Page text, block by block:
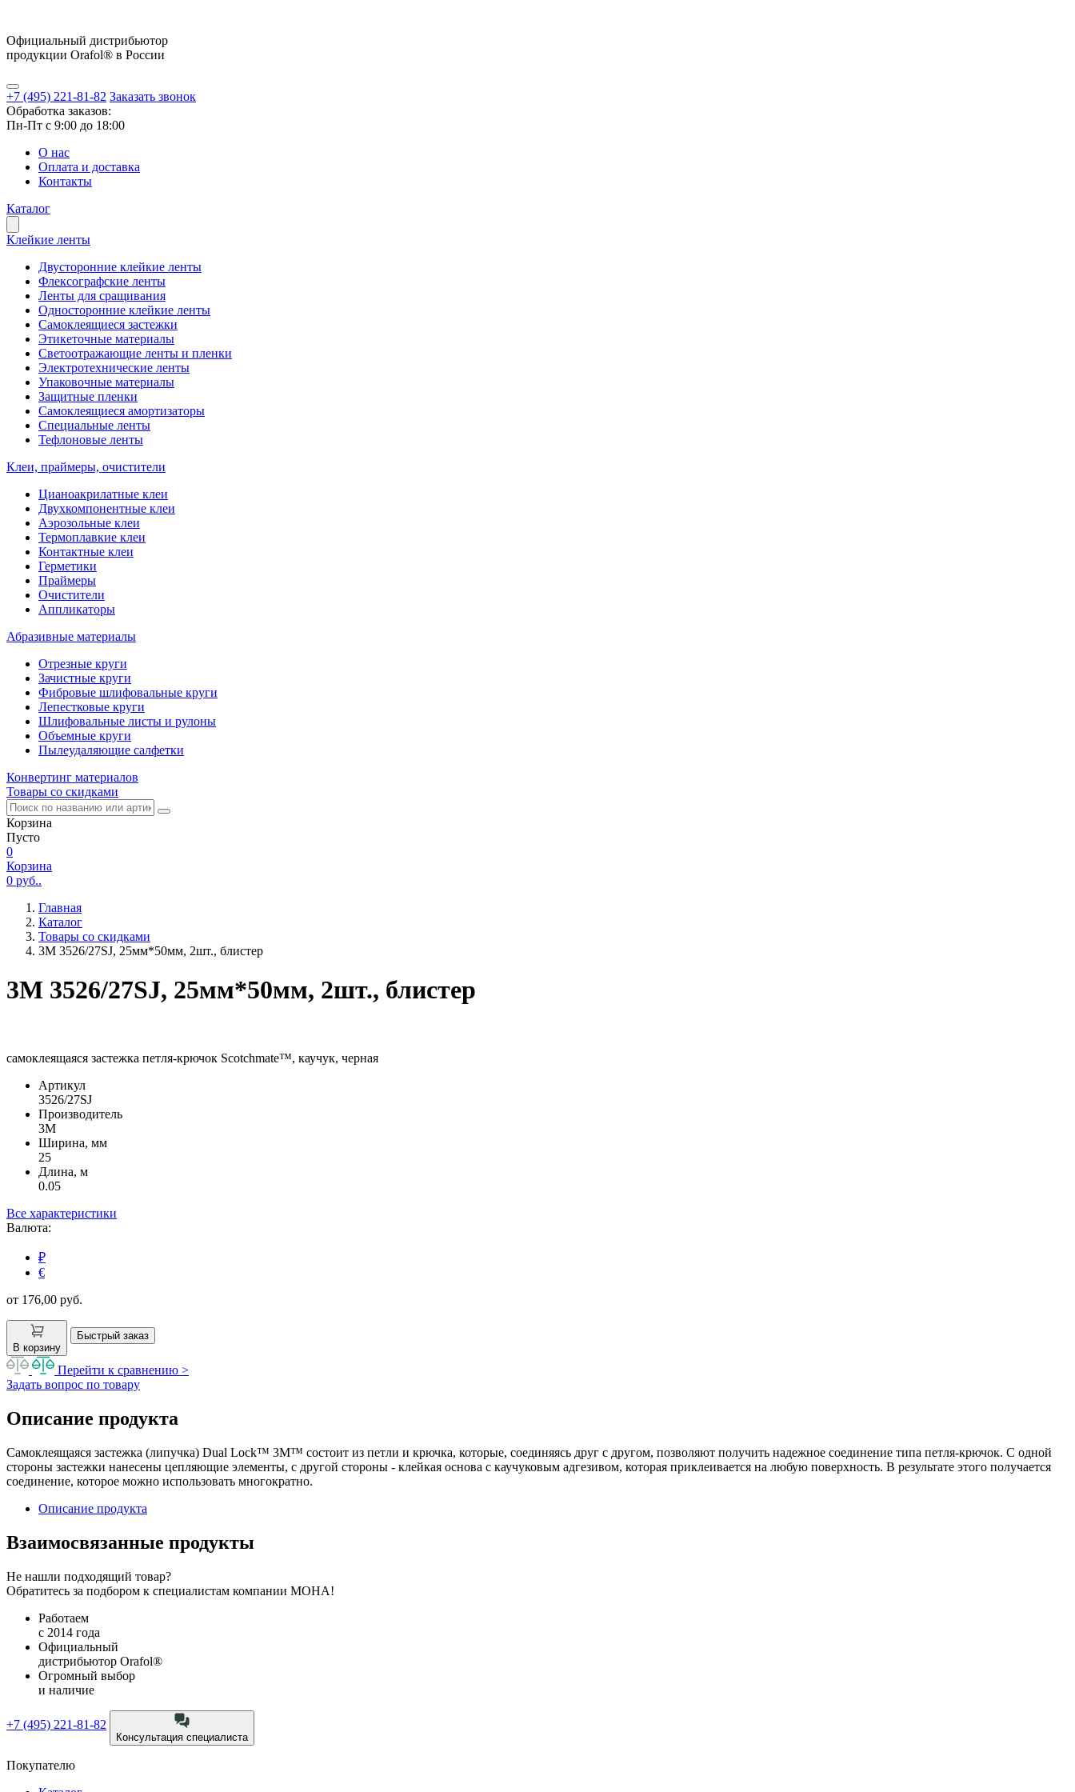
Официальный дистрибьютор
продукции Orafol® в России
+7 (495) 221-81-82 Заказать звонок
Обработка заказов:
Пн-Пт с 9:00 до 18:00
О нас
Оплата и доставка
Контакты
Каталог
Клейкие ленты
Двусторонние клейкие ленты
Флексографские ленты
Ленты для сращивания
Односторонние клейкие ленты
Самоклеящиеся застежки
Этикеточные материалы
Светоотражающие ленты и пленки
Электротехнические ленты
Упаковочные материалы
Защитные пленки
Самоклеящиеся амортизаторы
Специальные ленты
Тефлоновые ленты
Клеи, праймеры, очистители
Цианоакрилатные клеи
Двухкомпонентные клеи
Аэрозольные клеи
Термоплавкие клеи
Контактные клеи
Герметики
Праймеры
Очистители
Аппликаторы
Абразивные материалы
Отрезные круги
Зачистные круги
Фибровые шлифовальные круги
Лепестковые круги
Шлифовальные листы и рулоны
Объемные круги
Пылеудаляющие салфетки
Конвертинг материалов
Товары со скидками
Корзина
Пусто
0
Корзина
0 руб..
Главная
Каталог
Товары со скидками
3M 3526/27SJ, 25мм*50мм, 2шт., блистер
3M 3526/27SJ, 25мм*50мм, 2шт., блистер
самоклеящаяся застежка петля-крючок Scotchmate™, каучук, черная
Артикул
3526/27SJ
Производитель
3M
Ширина, мм
25
Длина, м
0.05
Все характеристики
Валюта:
₽
€
от 176,00 руб.
В корзину
Быстрый заказ
Перейти к сравнению >
Задать вопрос по товару
Описание продукта
Cамоклеящаяся застежка (липучка) Dual Lock™ 3М™ состоит из петли и крючка, которые, соединяясь друг с другом, позволяют получить надежное соединение типа петля-крючок. С одной
стороны застежки нанесены цепляющие элементы, с другой стороны - клейкая основа с каучуковым адгезивом, которая приклеивается на любую поверхность. В результате этого получается
соединение, которое можно использовать многократно.
Описание продукта
Взаимосвязанные продукты
Не нашли подходящий товар?
Обратитесь за подбором к специалистам компании МОНА!
Работаем
с 2014 года
Официальный
дистрибьютор Orafol®
Огромный выбор
и наличие
+7 (495) 221-81-82
Консультация специалиста
Покупателю